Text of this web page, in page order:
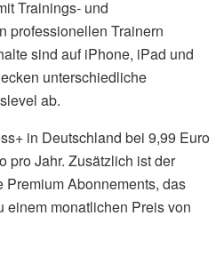
Trainings- und
professionellen Trainern
sind auf iPhone, iPad und
unterschiedliche
ab.
in Deutschland bei 9,99 Euro
pro Jahr. Zusätzlich ist der
Premium Abonnements, das
einem monatlichen Preis von